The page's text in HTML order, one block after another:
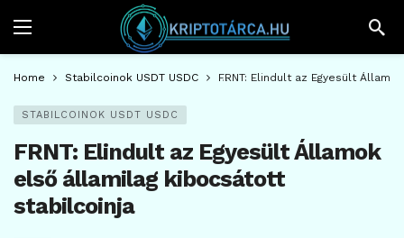
Home Stabilcoinok USDT USDC FRNT: Elindult az Egyesült
STABILCOINOK USDT USDC
FRNT: Elindult az Egyesült Államok
első államilag kibocsátott
stabilcoinja